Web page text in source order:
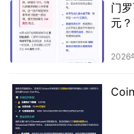
门
元？
2026